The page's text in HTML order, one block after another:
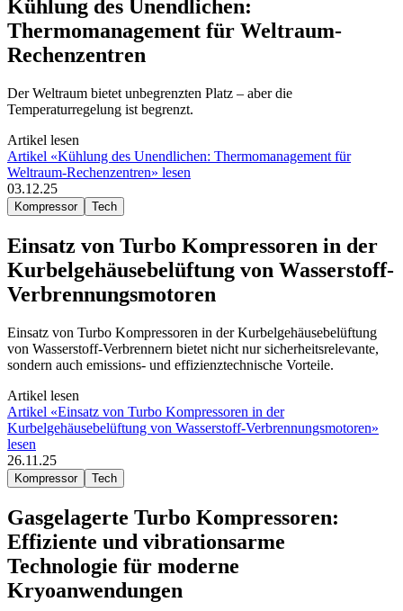
Kühlung des Unendlichen:
Thermomanagement für Weltraum-
Rechenzentren
Der Weltraum bietet unbegrenzten Platz – aber die
Temperaturregelung ist begrenzt.
Artikel lesen
Artikel «Kühlung des Unendlichen: Thermomanagement für
Weltraum-Rechenzentren» lesen
03.12.25
Kompressor Tech
Einsatz von Turbo Kompressoren in der
Kurbelgehäusebelüftung von Wasserstoff-
Verbrennungsmotoren
Einsatz von Turbo Kompressoren in der Kurbelgehäusebelüftung
von Wasserstoff-Verbrennern bietet nicht nur sicherheitsrelevante,
sondern auch emissions- und effizienztechnische Vorteile.
Artikel lesen
Artikel «Einsatz von Turbo Kompressoren in der
Kurbelgehäusebelüftung von Wasserstoff-Verbrennungsmotoren»
lesen
26.11.25
Kompressor Tech
Gasgelagerte Turbo Kompressoren:
Effiziente und vibrationsarme
Technologie für moderne
Kryoanwendungen